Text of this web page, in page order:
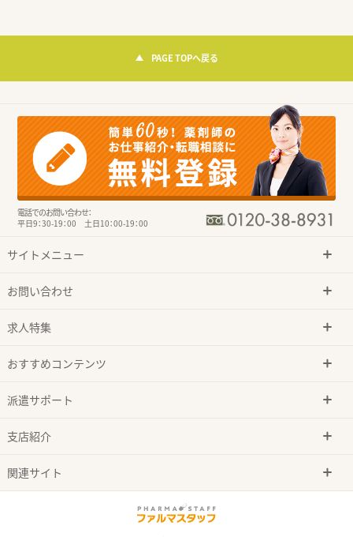
PAGE TOPへ戻る
電話でのお問い合わせ：
平日9：30-19：00 土日10：00-19：00
サイトメニュー
お問い合わせ
求人特集
おすすめコンテンツ
派遣サポート
支店紹介
関連サイト